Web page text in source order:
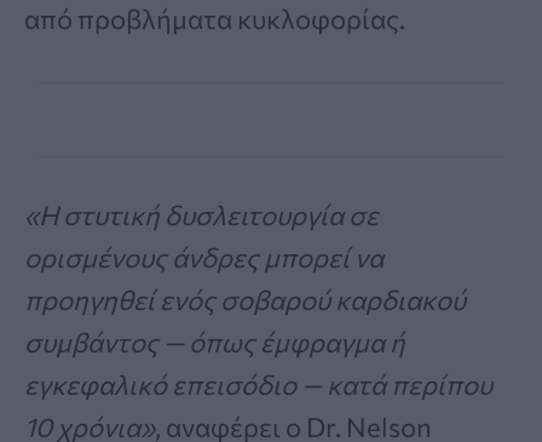
από προβλήματα κυκλοφορίας.
«Η στυτική δυσλειτουργία σε
ορισμένους άνδρες μπορεί να
προηγηθεί ενός σοβαρού καρδιακού
συμβάντος — όπως έμφραγμα ή
εγκεφαλικό επεισόδιο — κατά περίπου
10 χρόνια», αναφέρει ο Dr. Nelson